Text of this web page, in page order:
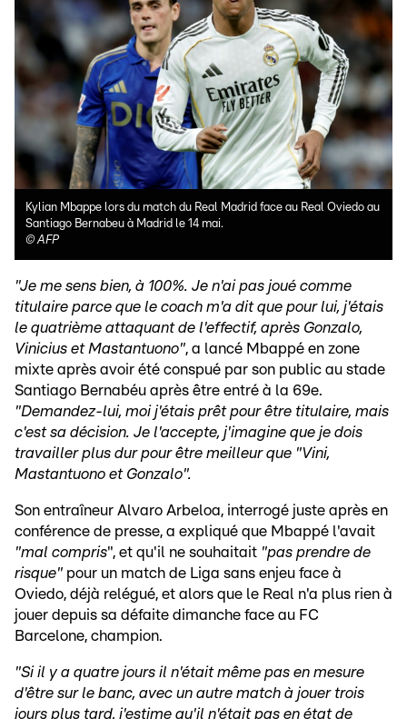
Kylian Mbappe lors du match du Real Madrid face au Real Oviedo au
Santiago Bernabeu à Madrid le 14 mai.
©AFP
"Je me sens bien, à 100%. Je n'ai pas joué comme
titulaire parce que le coach m'a dit que pour lui, j'étais
le quatrième attaquant de l'effectif, après Gonzalo,
Vinicius et Mastantuono", a lancé Mbappé en zone
mixte après avoir été conspué par son public au stade
Santiago Bernabéu après être entré à la 69e.
"Demandez-lui, moi j'étais prêt pour être titulaire, mais
c'est sa décision. Je l'accepte, j'imagine que je dois
travailler plus dur pour être meilleur que "Vini,
Mastantuono et Gonzalo".
Son entraîneur Alvaro Arbeloa, interrogé juste après en
conférence de presse, a expliqué que Mbappé l'avait
"mal compris", et qu'il ne souhaitait "pas prendre de
risque" pour un match de Liga sans enjeu face à
Oviedo, déjà relégué, et alors que le Real n'a plus rien à
jouer depuis sa défaite dimanche face au FC
Barcelone, champion.
"Si il y a quatre jours il n'était même pas en mesure
d'être sur le banc, avec un autre match à jouer trois
jours plus tard, j'estime qu'il n'était pas en état de